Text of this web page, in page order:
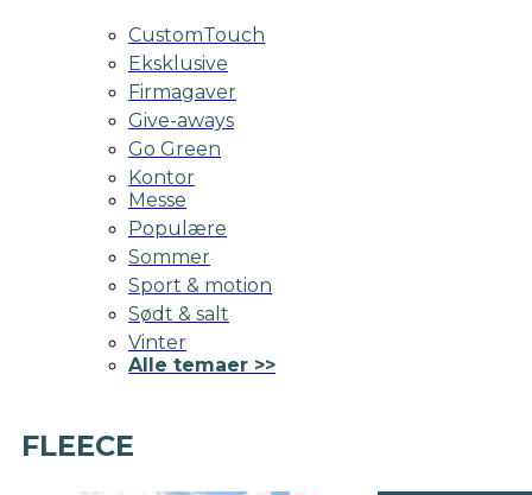
CustomTouch
Eksklusive
Firmagaver
Give-aways
Go Green
Kontor
Messe
Populære
Sommer
Sport & motion
Sødt & salt
Vinter
Alle temaer >>
FLEECE